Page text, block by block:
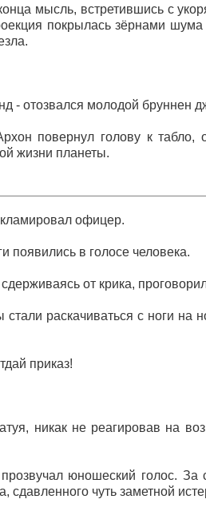
мысль, встретившись с
покрылась зёрнами шума
- отозвался молодой бруннен
повернул голову к табло,
жизни планеты.
офицер.
появились в голосе человека.
от крика,
раскачиваться с ноги на
приказ!
никак не реагировав на
юношеский голос. За
сдавленного чуть заметной